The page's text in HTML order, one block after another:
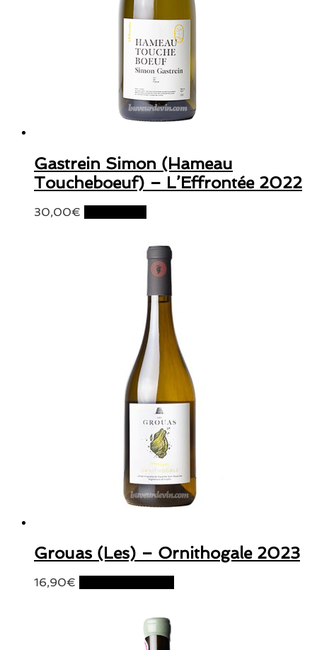
Gastrein Simon (Hameau
Toucheboeuf) – L’Effrontée 2022
30,00€
Grouas (Les) – Ornithogale 2023
16,90€